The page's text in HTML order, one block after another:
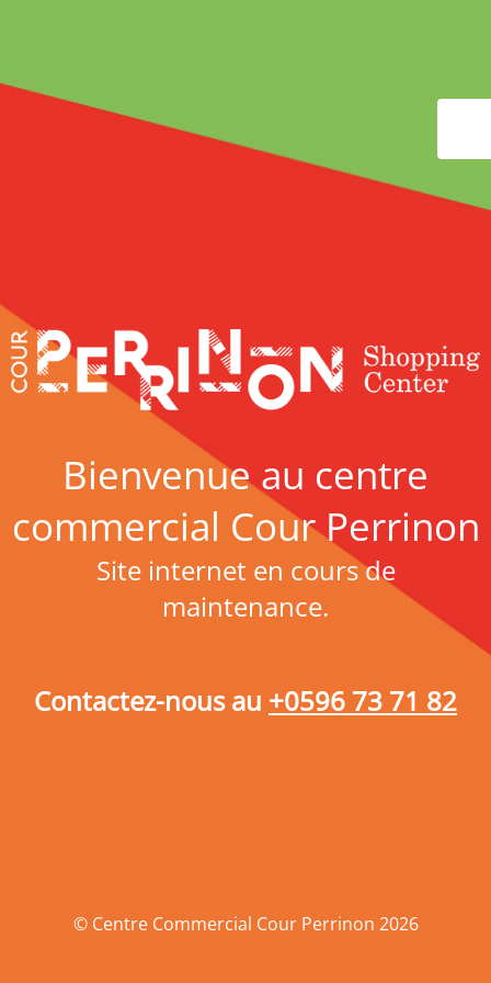
Bienvenue au centre
commercial Cour Perrinon
Site internet en cours de
maintenance.
Contactez-nous au +0596 73 71 82
© Centre Commercial Cour Perrinon 2026